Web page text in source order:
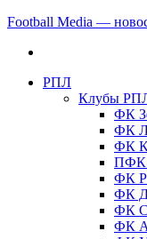
Football Media —
РПЛ
Клубы
ФК
ФК
ФК
ПФК
ФК
ФК
ФК
ФК